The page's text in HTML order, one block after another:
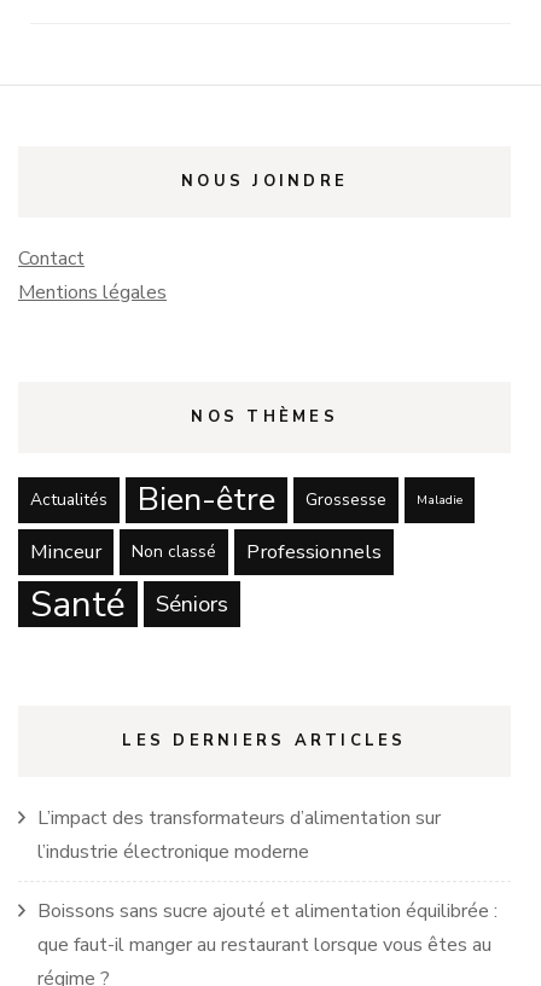
NOUS JOINDRE
Contact
Mentions légales
NOS THÈMES
Actualités Bien-être Grossesse Maladie
Minceur Non classé Professionnels
Santé Séniors
LES DERNIERS ARTICLES
L’impact des transformateurs d’alimentation sur
l’industrie électronique moderne
Boissons sans sucre ajouté et alimentation équilibrée :
que faut-il manger au restaurant lorsque vous êtes au
régime ?